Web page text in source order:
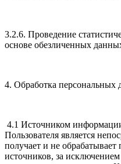
3.2.6. Проведение
основе обезличенных
4. Обработка персональных
4.1 Источником
Пользователя является
получает и не
источников, за